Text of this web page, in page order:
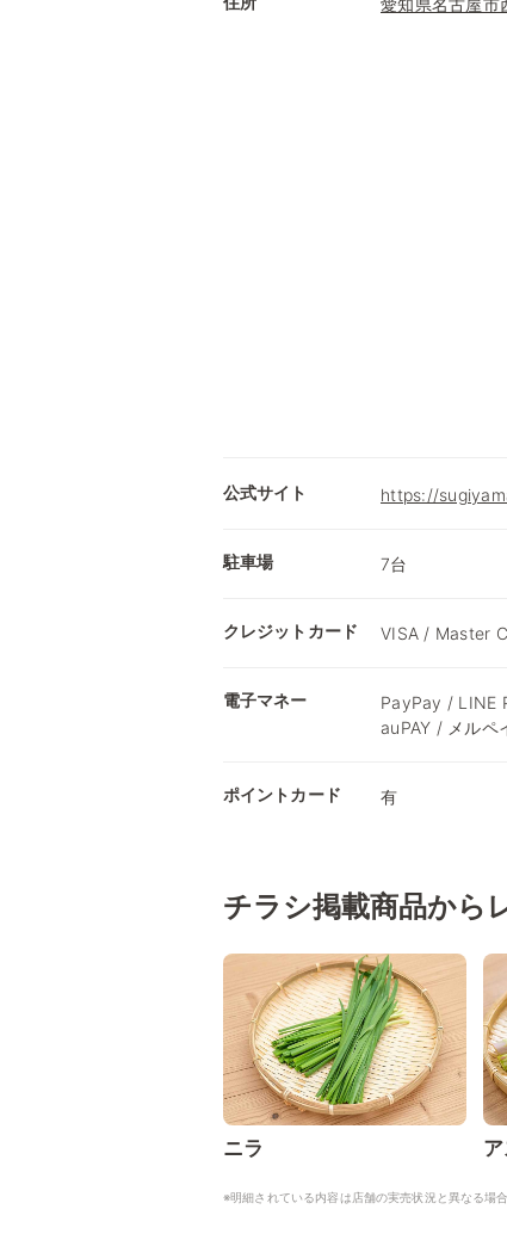
愛知県名古屋市
公式サイト https://
駐車場 7台
クレジットカード VISA / Master
電子マネー
PayPay / LINE
auPAY / メルペ
ポイントカード 有
チラシ掲載商品から
ニラ
※明細されている内容は店舗の実売状況と異なる場